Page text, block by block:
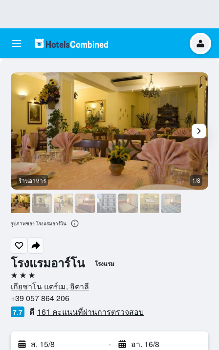
โรงแรมอาร์โน โรงแรม
3 ดาว
เกียชาโน แตร์เม, อิตาลี
+39 057 864 206
7.7 ดี 161 คะแนนที่ผ่านการตรวจสอบ
ส. 15/8 - อา. 16/8
ร้านอาหาร 1/8
รูปภาพของ โรงแรมอาร์โน